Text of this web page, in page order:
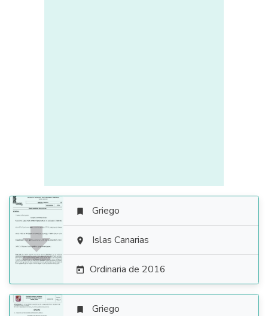

 Griego
 Islas Canarias
 Ordinaria de 2016
 Griego